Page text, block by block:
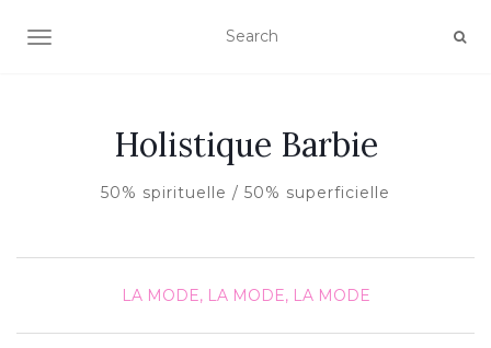
AFFICHER/MASQUER LA NAVIGATION
Holistique Barbie
50% spirituelle / 50% superficielle
LA MODE, LA MODE, LA MODE